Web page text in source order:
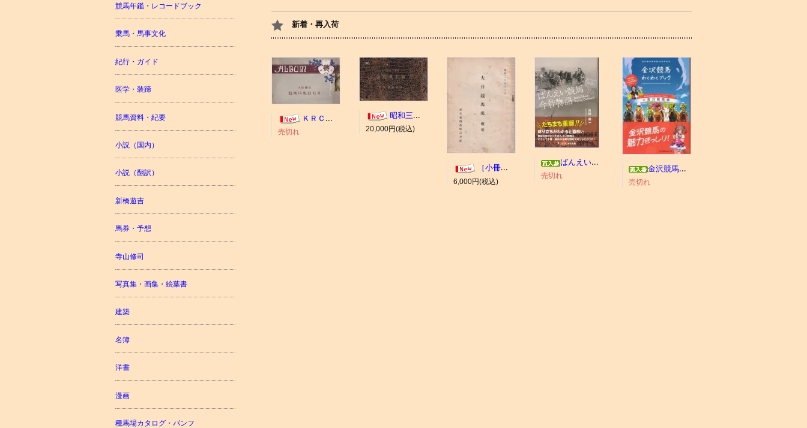
新着・再入荷
ＫＲＣ ＡＬＢＵＭ（京都競馬場写真帖）
売切れ
昭和三年十一月 御大典記念
20,000円(税込)
［小冊子］大井競馬場 概要
6,000円(税込)
ばんえい競馬今昔物語
売切れ
金沢競馬わくわくブック
売切れ
競馬年鑑・レコードブック
乗馬・馬事文化
紀行・ガイド
医学・装蹄
競馬資料・紀要
小説（国内）
小説（翻訳）
新橋遊吉
馬券・予想
寺山修司
写真集・画集・絵葉書
建築
名簿
洋書
漫画
種馬場カタログ・パンフ